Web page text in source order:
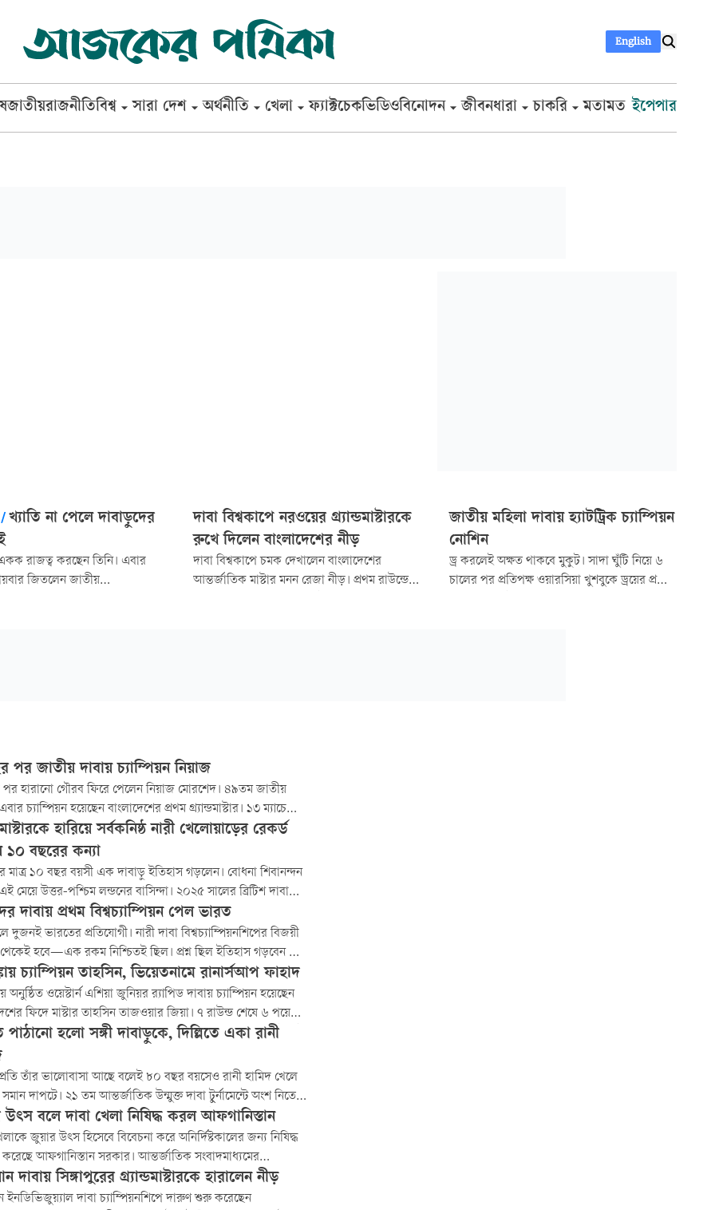
English
জাতীয়রাজনীতিবিশ্ব সারা দেশ অর্থনীতি খেলা ফ্যাক্টচেকভিডিওবিনোদন জীবনধারা চাকরি মতামত ইপেপার
খ্যাতি না পেলে দাবাড়ুদের
রাজত্ব করছেন তিনি। এবার
জিতলেন জাতীয়
দাবা বিশ্বকাপে নরওয়ের গ্র্যান্ডমাস্টারকে
রুখে দিলেন বাংলাদেশের নীড়
দাবা বিশ্বকাপে চমক দেখালেন বাংলাদেশের
আন্তর্জাতিক মাস্টার মনন রেজা নীড়। প্রথম রাউন্ডের
জাতীয় মহিলা দাবায় হ্যাটট্রিক চ্যাম্পিয়ন
নোশিন
ড্র করলেই অক্ষত থাকবে মুকুট। সাদা ঘুঁটি নিয়ে ৬
চালের পর প্রতিপক্ষ ওয়ারসিয়া খুশবুকে ড্রয়ের প্রস্তাব
পর জাতীয় দাবায় চ্যাম্পিয়ন নিয়াজ
হারানো গৌরব ফিরে পেলেন নিয়াজ মোরশেদ। ৪৯তম জাতীয়
চ্যাম্পিয়ন হয়েছেন বাংলাদেশের প্রথম গ্র্যান্ডমাস্টার। ১৩ ম্যাচে
পয়েন্ট নিয়ে অপরাজিত চ্যাম্পিয়ন হন তিনি। ৮ ম্যাচে জয়ের
ড্র করেন ৫ ম্যাচে।
হারিয়ে সর্বকনিষ্ঠ নারী খেলোয়াড়ের রেকর্ড
১০ বছরের কন্যা
মাত্র ১০ বছর বয়সী এক দাবাড়ু ইতিহাস গড়লেন। বোধনা শিবানন্দন
মেয়ে উত্তর-পশ্চিম লন্ডনের বাসিন্দা। ২০২৫ সালের ব্রিটিশ দাবা
এক গ্র্যান্ডমাস্টারকে পরাজিত করে সর্বকনিষ্ঠ নারী দাবাড়ুর
করেছেন তিনি।
দাবায় প্রথম বিশ্বচ্যাম্পিয়ন পেল ভারত
দুজনই ভারতের প্রতিযোগী। নারী দাবা বিশ্বচ্যাম্পিয়নশিপের বিজয়ী
হবে—এক রকম নিশ্চিতই ছিল। প্রশ্ন ছিল ইতিহাস গড়বেন কে?
কোনেরু হাম্পি, না ১৯ বছরের দিব্যা দেশমুখ। শেষ পর্যন্ত বাজিমাত
আজ টাইব্রেকারে হাম্পিকে হারিয়ে দাবায় ভারতের প্রথম নারী
গৌরব..
চ্যাম্পিয়ন তাহসিন, ভিয়েতনামে রানার্সআপ ফাহাদ
অনুষ্ঠিত ওয়েস্টার্ন এশিয়া জুনিয়র র‍্যাপিড দাবায় চ্যাম্পিয়ন হয়েছেন
ফিদে মাস্টার তাহসিন তাজওয়ার জিয়া। ৭ রাউন্ড শেষে ৬ পয়েন্ট
শীর্ষে থেকে আসর শেষ করেন তিনি। ভিয়েতনামে গ্র্যান্ডমাস্টার টু
রানার্সআপ হয়েছেন আন্তর্জাতিক মাস্টার ফাহাদ রহমান। ছয়
হলো সঙ্গী দাবাড়ুকে, দিল্লিতে একা রানী
তাঁর ভালোবাসা আছে বলেই ৮০ বছর বয়সেও রানী হামিদ খেলে
সমান দাপটে। ২১ তম আন্তর্জাতিক উন্মুক্ত দাবা টুর্নামেন্টে অংশ নিতে
দিল্লি যান আন্তজার্তিক মাস্টার খেতাব প্রাপ্ত এই দাবাড়ু। তাঁর সঙ্গে
সুলতানা। কিন্তু ভিসা জটিলতার কারণে আছিয়াকে ভারতে
দেয়নি...
বলে দাবা খেলা নিষিদ্ধ করল আফগানিস্তান
জুয়ার উৎস হিসেবে বিবেচনা করে অনির্দিষ্টকালের জন্য নিষিদ্ধ
আফগানিস্তান সরকার। আন্তর্জাতিক সংবাদমাধ্যমের
এক ক্রীড়া কর্মকর্তার বরাতে দেশটি জানিয়েছে দাবা খেলা তাদের
নীতিশাস্ত্র আইনে অবৈধ।
দাবায় সিঙ্গাপুরের গ্র্যান্ডমাস্টারকে হারালেন নীড়
ইনডিভিজুয়্যাল দাবা চ্যাম্পিয়নশিপে দারুণ শুরু করেছেন